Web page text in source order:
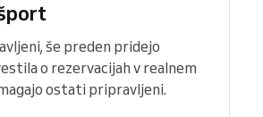
še preden pridejo
o rezervacijah v realnem
ostati pripravljeni.